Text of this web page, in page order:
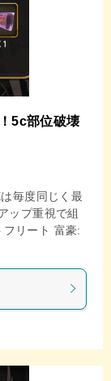
5c部位破壊
毎度同じく最
ップ重視で組
リート 富豪: